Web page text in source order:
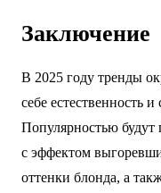
Заключение
В 2025 году тренды
себе естественность
Популярностью будут
с эффектом
оттенки блонда, а